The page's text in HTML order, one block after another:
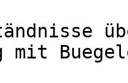
mit